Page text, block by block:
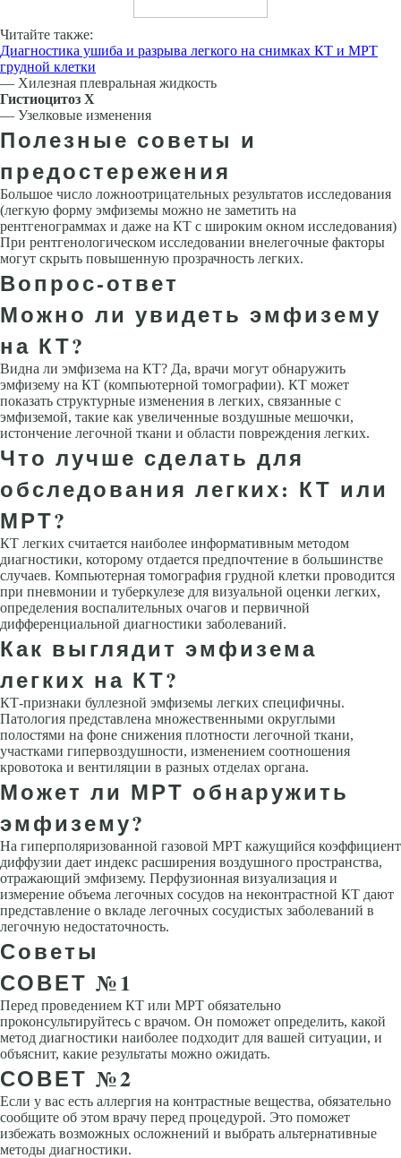
Читайте также:
Диагностика ушиба и разрыва легкого на снимках КТ и МРТ
грудной клетки
— Хилезная плевральная жидкость
Гистиоцитоз X
— Узелковые изменения
Полезные советы и
предостережения
Большое число ложноотрицательных результатов исследования
(легкую форму эмфиземы можно не заметить на
рентгенограммах и даже на КТ с ши­роким окном исследования)
При рентгенологическом исследовании внелегочные факторы
могут скрыть повышенную прозрачность легких.
Вопрос-ответ
Можно ли увидеть эмфизему
на КТ?
Видна ли эмфизема на КТ? Да, врачи могут обнаружить
эмфизему на КТ (компьютерной томографии). КТ может
показать структурные изменения в легких, связанные с
эмфиземой, такие как увеличенные воздушные мешочки,
истончение легочной ткани и области повреждения легких.
Что лучше сделать для
обследования легких: КТ или
МРТ?
КТ легких считается наиболее информативным методом
диагностики, которому отдается предпочтение в большинстве
случаев. Компьютерная томография грудной клетки проводится
при пневмонии и туберкулезе для визуальной оценки легких,
определения воспалительных очагов и первичной
дифференциальной диагностики заболеваний.
Как выглядит эмфизема
легких на КТ?
КТ-признаки буллезной эмфиземы легких специфичны.
Патология представлена множественными округлыми
полостями на фоне снижения плотности легочной ткани,
участками гипервоздушности, изменением соотношения
кровотока и вентиляции в разных отделах органа.
Может ли МРТ обнаружить
эмфизему?
На гиперполяризованной газовой МРТ кажущийся коэффициент
диффузии дает индекс расширения воздушного пространства,
отражающий эмфизему. Перфузионная визуализация и
измерение объема легочных сосудов на неконтрастной КТ дают
представление о вкладе легочных сосудистых заболеваний в
легочную недостаточность.
Советы
СОВЕТ №1
Перед проведением КТ или МРТ обязательно
проконсультируйтесь с врачом. Он поможет определить, какой
метод диагностики наиболее подходит для вашей ситуации, и
объяснит, какие результаты можно ожидать.
СОВЕТ №2
Если у вас есть аллергия на контрастные вещества, обязательно
сообщите об этом врачу перед процедурой. Это поможет
избежать возможных осложнений и выбрать альтернативные
методы диагностики.